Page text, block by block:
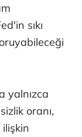
sıkı
yalnızca
oranı,